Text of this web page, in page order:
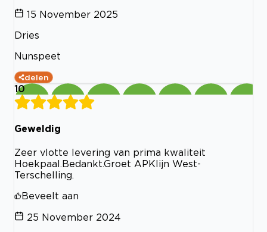
15 November 2025
Dries
Nunspeet
delen
10
Geweldig
Zeer vlotte levering van prima kwaliteit
Hoekpaal.Bedankt.Groet APKlijn West-
Terschelling.
Beveelt aan
25 November 2024